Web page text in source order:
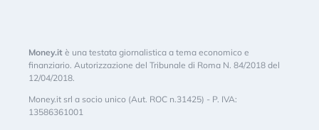
Money.it è una testata giornalistica a tema economico e
finanziario. Autorizzazione del Tribunale di Roma N. 84/2018 del
12/04/2018.
Money.it srl a socio unico (Aut. ROC n.31425) - P. IVA:
13586361001